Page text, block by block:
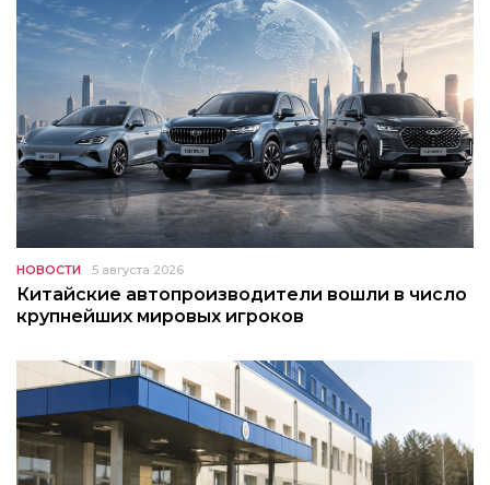
НОВОСТИ 5 августа 2026
Китайские автопроизводители вошли в число
крупнейших мировых игроков